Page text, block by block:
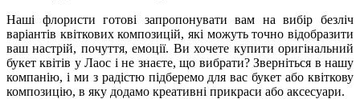
Наші флористи готові запропонувати вам на вибір безліч
варіантів квіткових композицій, які можуть точно відобразити
ваш настрій, почуття, емоції. Ви хочете купити оригінальний
букет квітів у Лаос і не знаєте, що вибрати? Зверніться в нашу
компанію, і ми з радістю підберемо для вас букет або квіткову
композицію, в яку додамо креативні прикраси або аксесуари.